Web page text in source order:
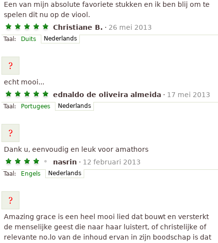
Een van mijn absolute favoriete stukken en ik ben blij om te
spelen dit nu op de viool.
Christiane B. · 26 mei 2013
Taal: Duits Nederlands
echt mooi...
ednaldo de oliveira almeida · 17 mei 2013
Taal: Portugees Nederlands
Dank u, eenvoudig en leuk voor amathors
nasrin · 12 februari 2013
Taal: Engels Nederlands
Amazing grace is een heel mooi lied dat bouwt en versterkt
de menselijke geest die naar haar luistert, of christelijke of
relevante no.lo van de inhoud ervan in zijn boodschap is dat